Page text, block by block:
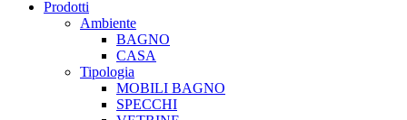
Prodotti
Ambiente
BAGNO
CASA
Tipologia
MOBILI BAGNO
SPECCHI